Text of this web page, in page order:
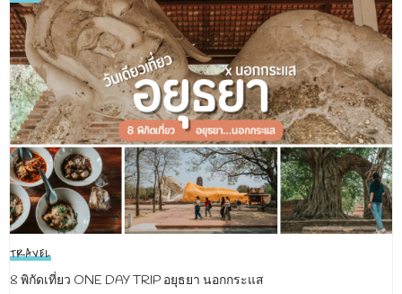
TRAVEL
8 พิกัดเที่ยว ONE DAY TRIP อยุธยา นอกกระแส